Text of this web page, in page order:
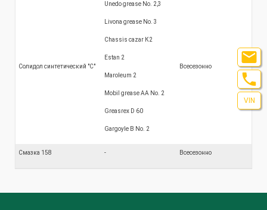
Солидол синтетический "С"
Unedo grease No. 2,3
Livona grease No. 3
Chassis cazar К2
Estan 2
Maroleum 2
Mobil grease АА No. 2
Greasrex D 60
Gargoyle B No. 2
Всесезонно
Смазка 158 - Всесезонно


VIN